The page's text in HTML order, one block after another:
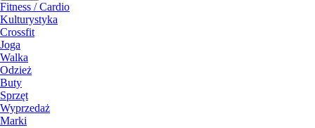
Fitness / Cardio
Kulturystyka
Crossfit
Joga
Walka
Odzież
Buty
Sprzęt
Wyprzedaż
Marki